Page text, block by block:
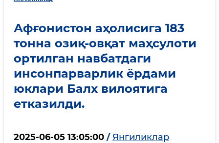
Афғонистон аҳолисига 183
тонна озиқ-овқат маҳсулоти
ортилган навбатдаги
инсонпарварлик ёрдами
юклари Балх вилоятига
етказилди.
2025-06-05 13:05:00 / Янгиликлар